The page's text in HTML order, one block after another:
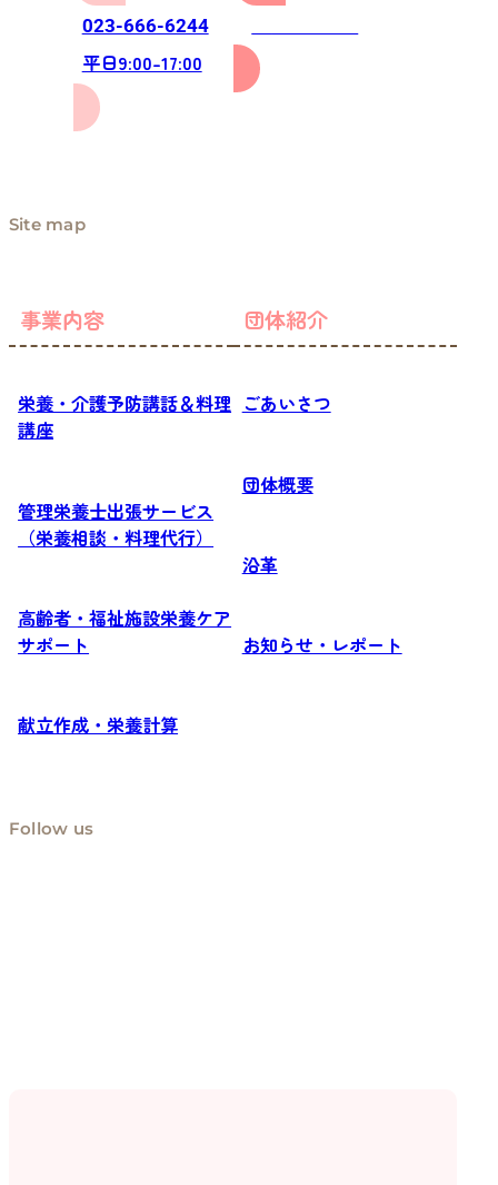
023-666-6244
平日9:00-17:00
Site map
事業内容
栄養・介護予防講話＆料理
講座
管理栄養士出張サービス
（栄養相談・料理代行）
高齢者・福祉施設栄養ケア
サポート
献立作成・栄養計算
団体紹介
ごあいさつ
団体概要
沿革
お知らせ・レポート
Follow us